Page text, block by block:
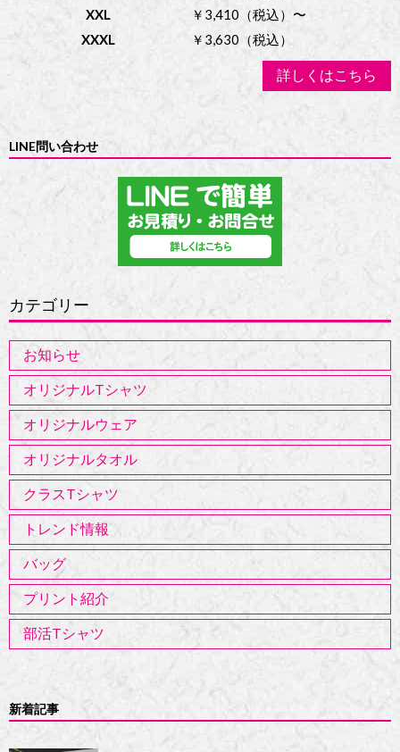
XXL
￥3,410（税込）〜
XXXL
￥3,630（税込）
詳しくはこちら
LINE問い合わせ
カテゴリー
お知らせ
オリジナルTシャツ
オリジナルウェア
オリジナルタオル
クラスTシャツ
トレンド情報
バッグ
プリント紹介
部活Tシャツ
新着記事